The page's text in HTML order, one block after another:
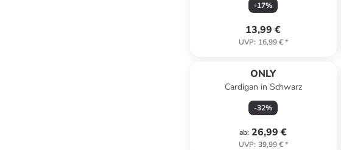
-17%
13,99 €
UVP: 16,99 €*
ONLY
Cardigan in Schwarz
-32%
ab: 26,99 €
UVP: 39,99 €*